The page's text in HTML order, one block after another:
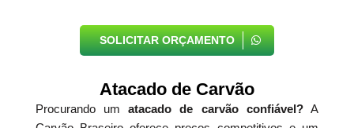
SOLICITAR ORÇAMENTO
Atacado de Carvão
Procurando umatacado de carvão confiável?A